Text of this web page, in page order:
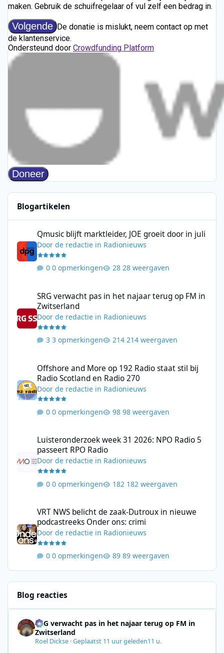
Blogartikelen
Qmusic blijft marktleider, JOE groeit door in juli
Doorde redactie in Radionieuws
0 opmerkingen 28 weergaven
SRG verwacht pas in het najaar terug op FM in
Zwitserland
Doorde redactie in Radionieuws
3 opmerkingen 214 weergaven
Offshore and More op 192 Radio staat stil bij
Radio Scotland en Radio 270
Doorde redactie in Radionieuws
0 opmerkingen 98 weergaven
Luisteronderzoek week 31 2026: NPO Radio 5
passeert RPO Radio
Doorde redactie in Radionieuws
0 opmerkingen 182 weergaven
VRT NWS belicht de zaak-Dutroux in nieuwe
podcastreeks Onder ons: crimi
Doorde redactie in Radionieuws
0 opmerkingen 89 weergaven
Blog reacties
SRG verwacht pas in het najaar terug op FM in
Zwitserland
Roel Dickse ·Geplaatst 11 uur geleden11 u.